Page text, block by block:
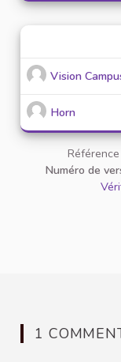
Vision
Horn
Numéro de
1